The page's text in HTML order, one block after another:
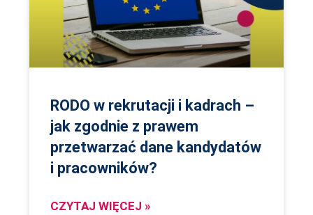
RODO w rekrutacji i kadrach –
jak zgodnie z prawem
przetwarzać dane kandydatów
i pracowników?
CZYTAJ WIĘCEJ »